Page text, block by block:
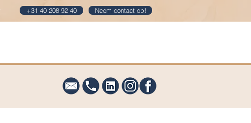
+31 40 208 92 40 Neem contact op!